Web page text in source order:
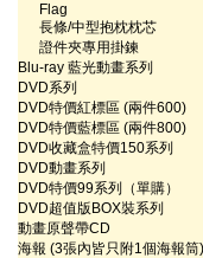
Flag
長條/中型抱枕枕芯
證件夾專用掛鍊
Blu-ray 藍光動畫系列
DVD系列
DVD特價紅標區 (兩件600)
DVD特價藍標區 (兩件800)
DVD收藏盒特價150系列
DVD動畫系列
DVD特價99系列（單購）
DVD超值版BOX裝系列
動畫原聲帶CD
海報 (3張內皆只附1個海報筒)